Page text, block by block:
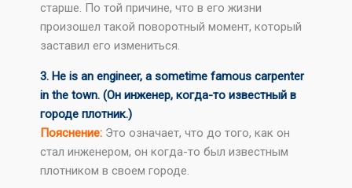
старше. По той причине, что в его жизни
произошел такой поворотный момент, который
заставил его измениться.
3. He is an engineer, a sometime famous carpenter
in the town. (Он инженер, когда-то известный в
городе плотник.)
Пояснение: Это означает, что до того, как он
стал инженером, он когда-то был известным
плотником в своем городе.